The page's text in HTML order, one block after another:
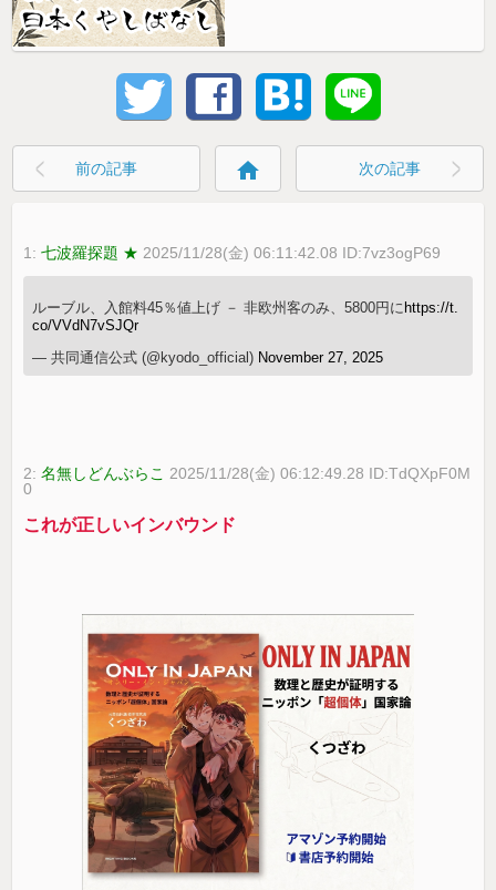
前の記事 home 次の記事
1:七波羅探題 ★ 2025/11/28(金) 06:11:42.08 ID:7vz3ogP69
ルーブル、入館料45％値上げ － 非欧州客のみ、5800円に https://t.
co/VVdN7vSJQr
— 共同通信公式 (@kyodo_official) November 27, 2025
2:名無しどんぶらこ 2025/11/28(金) 06:12:49.28 ID:TdQXpF0M
0
これが正しいインバウンド